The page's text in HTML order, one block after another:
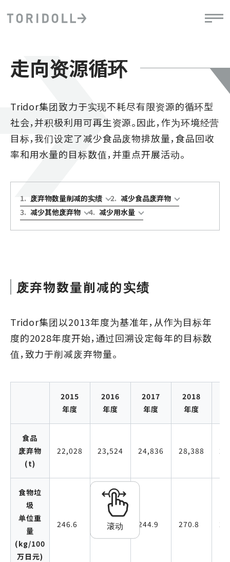
走向资源循环
Tridor集团致力于实现不耗尽有限资源的循环型
社会，并积极利用可再生资源。因此，作为环境经营
目标，我们设定了减少食品废物排放量，食品回收
率和用水量的目标数值，并重点开展活动。
1. 废弃物数量削减的实绩 2. 减少食品废弃物
3. 减少其他废弃物 4. 减少用水量
废弃物数量削减的实绩
Tridor集团以2013年度为基准年，从作为目标年
度的2028年度开始，通过回溯设定每年的目标数
值，致力于削减废弃物量。
滚动
2015
年度
2016
年度
2017
年度
2018
年度
食品
废弃物
(t)
22,028 23,524 24,836 28,388
食物垃
圾
单位重
量
(kg/100
万日元)
246.6 250.6 244.9 270.8